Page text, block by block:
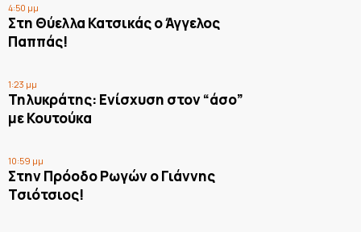
4:50 μμ
Στη Θύελλα Κατσικάς ο Άγγελος
Παππάς!
1:23 μμ
Τηλυκράτης: Ενίσχυση στον “άσο”
με Κουτούκα
10:59 μμ
Στην Πρόοδο Ρωγών ο Γιάννης
Τσιότσιος!